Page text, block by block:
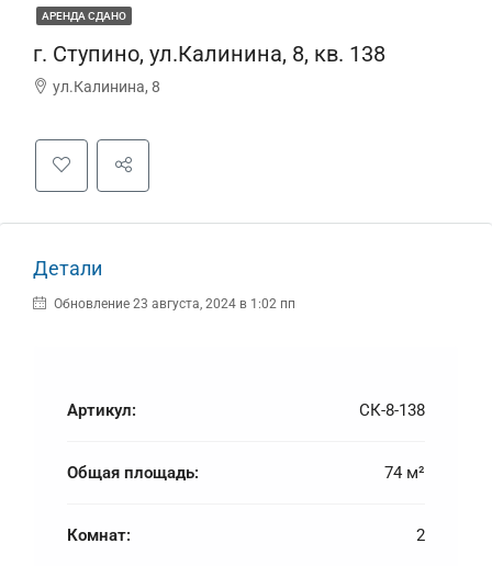
АРЕНДА СДАНО
г. Ступино, ул.Калинина, 8, кв. 138
ул.Калинина, 8
Детали
Обновление 23 августа, 2024 в 1:02 пп
Артикул: СК-8-138
Общая площадь: 74 м²
Комнат: 2